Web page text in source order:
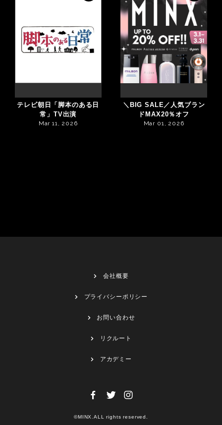
テレビ朝日「脚本のある日
常」TV出演
Mar 11, 2026
＼BIG SALE／人気ブラン
ドMAX20％オフ
Mar 01, 2026
会社概要
プライバシーポリシー
お問い合わせ
リクルート
アカデミー
©MINX.ALL rights reserved.